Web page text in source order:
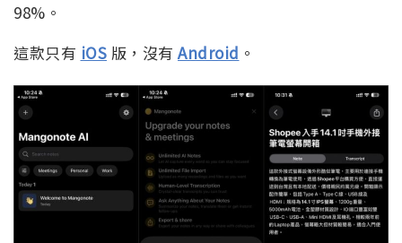
98%。
這款只有 iOS 版，沒有Android 。